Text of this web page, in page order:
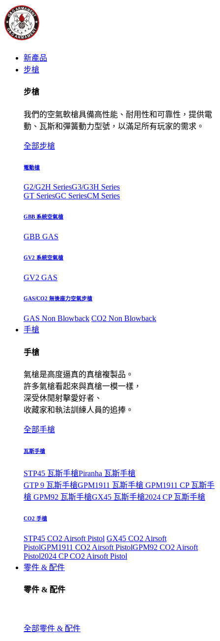
新產品
步槍
步槍
我們的空氣軟槍具備高性能、耐用性和可靠性，提供電
動、瓦斯和彈簧動力型號，以滿足所有玩家的需求。
全部步槍
電動槍
G2/G2H SeriesG3/G3H Series
GT SeriesGC SeriesCM Series
GBB 系統空氣槍
GBB GAS
GV2 系統空氣槍
GV2 GAS
GAS/CO2 無後座力空氣步槍
GAS Non Blowback CO2 Non Blowback
手槍
手槍
氣槍是高度逼真的真槍複製品。
許多氣槍看起來與真槍一模一樣，
深受休閒射擊愛好者、
收藏家和執法訓練人員的追捧。
全部手槍
瓦斯手槍
STP45 瓦斯手槍Piranha 瓦斯手槍
GTP 9 瓦斯手槍GPM1911 瓦斯手槍 GPM1911 CP 瓦斯手
槍 GPM92 瓦斯手槍GX45 瓦斯手槍2024 CP 瓦斯手槍
CO2 手槍
STP45 CO2 Airsoft Pistol GX45 CO2 Airsoft
PistolGPM1911 CO2 Airsoft PistolGPM92 CO2 Airsoft
Pistol2024 CP CO2 Airsoft Pistol
零件 & 配件
零件 & 配件
全部零件 & 配件